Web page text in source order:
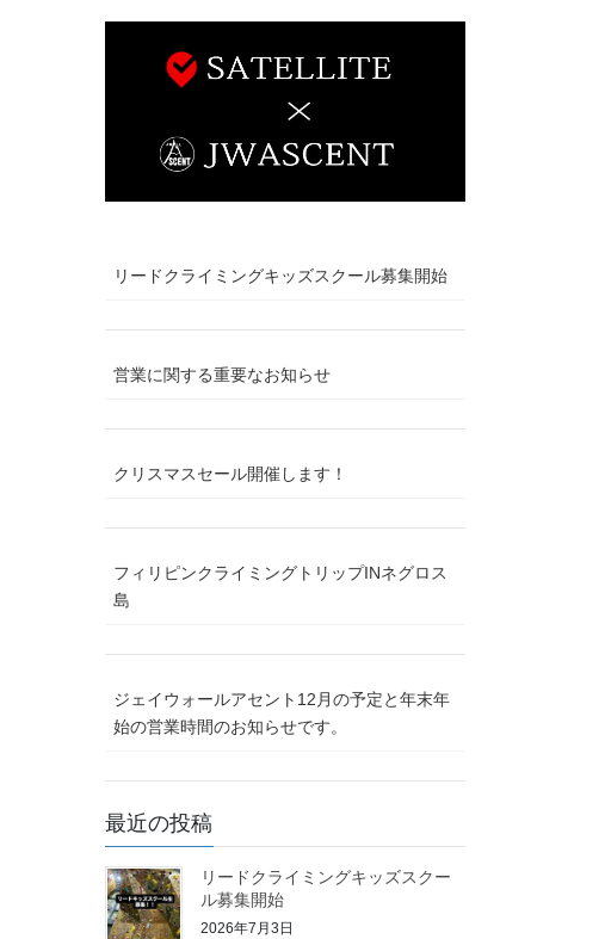
リードクライミングキッズスクール募集開始
営業に関する重要なお知らせ
クリスマスセール開催します！
フィリピンクライミングトリップINネグロス
島
ジェイウォールアセント12月の予定と年末年
始の営業時間のお知らせです。
最近の投稿
リードクライミングキッズスクー
ル募集開始
2026年7月3日